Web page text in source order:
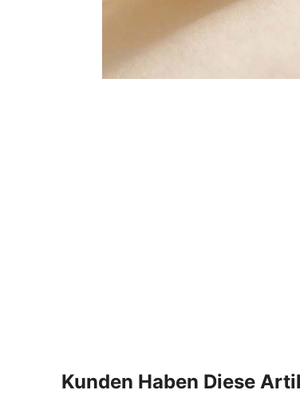
Kunden Haben Diese